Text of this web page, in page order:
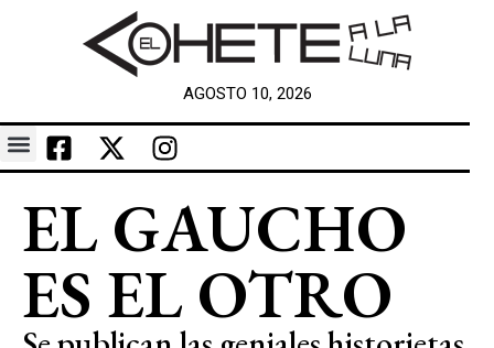
AGOSTO 10, 2026
EL GAUCHO
ES EL OTRO